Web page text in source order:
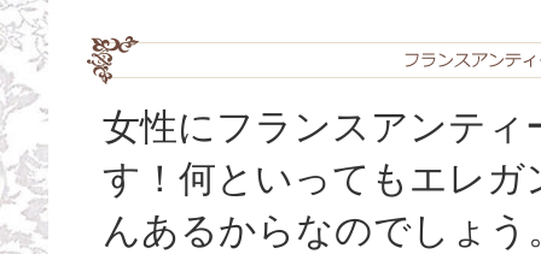
女性にフランスアンテ
す！何といってもエレ
んあるからなのでしょう